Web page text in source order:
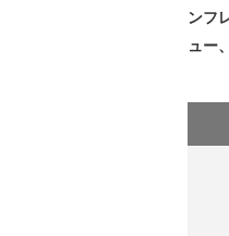
ンフ
ュー